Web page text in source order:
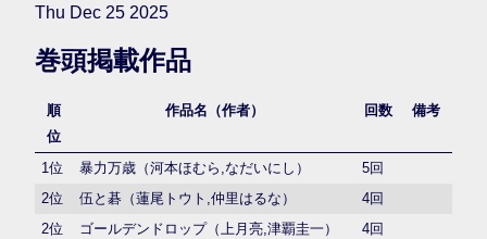
Thu Dec 25 2025
巻頭掲載作品
順
位
作品名（作者） 回数 備考
1位 暴力万歳（河本ほむら,なだいにし）
5回
2位
伍と碁（蓮尾トウト,仲里はるな）
4回
2位
ゴールデンドロップ（上月亮,津覇圭一）
4回